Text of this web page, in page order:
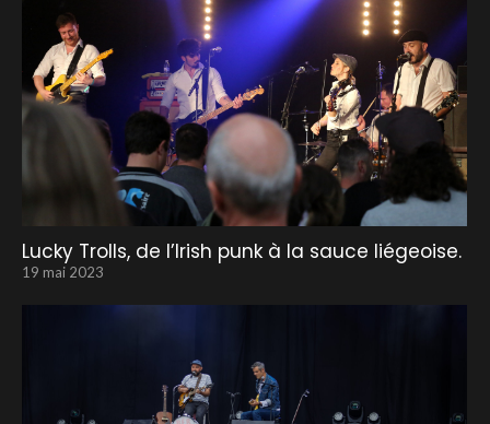
Lucky Trolls, de l’Irish punk à la sauce liégeoise.
19 mai 2023